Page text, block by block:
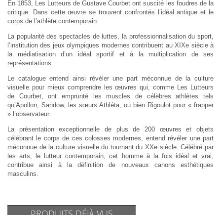
En 1853, Les Lutteurs de Gustave Courbet ont suscité les foudres de la
critique. Dans cette œuvre se trouvent confrontés l’idéal antique et le
corps de l’athlète contemporain.
La popularité des spectacles de luttes, la professionnalisation du sport,
l’institution des jeux olympiques modernes contribuent au XIXe siècle à
la médiatisation d’un idéal sportif et à la multiplication de ses
représentations.
Le catalogue entend ainsi révéler une part méconnue de la culture
visuelle pour mieux comprendre les œuvres qui, comme Les Lutteurs
de Courbet, ont emprunté les muscles de célèbres athlètes tels
qu’Apollon, Sandow, les sœurs Athléta, ou bien Rigoulot pour « frapper
» l’observateur.
La présentation exceptionnelle de plus de 200 œuvres et objets
célébrant le corps de ces colosses modernes, entend révéler une part
méconnue de la culture visuelle du tournant du XXe siècle. Célébré par
les arts, le lutteur contemporain, cet homme à la fois idéal et vrai,
contribue ainsi à la définition de nouveaux canons esthétiques
masculins.